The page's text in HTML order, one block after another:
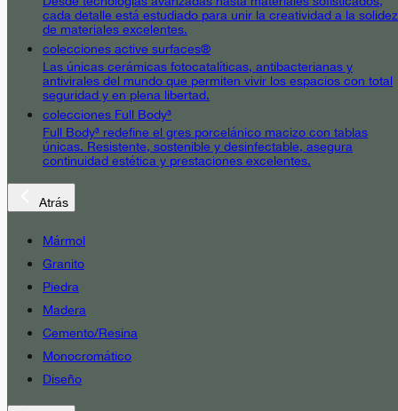
cada detalle está estudiado para unir la creatividad a la solidez
de materiales excelentes.
colecciones active surfaces®
Las únicas cerámicas fotocatalíticas, antibacterianas y
antivirales del mundo que permiten vivir los espacios con total
seguridad y en plena libertad.
colecciones Full Body³
Full Body³ redefine el gres porcelánico macizo con tablas
únicas. Resistente, sostenible y desinfectable, asegura
continuidad estética y prestaciones excelentes.
Atrás
Mármol
Granito
Piedra
Madera
Cemento/Resina
Monocromático
Diseño